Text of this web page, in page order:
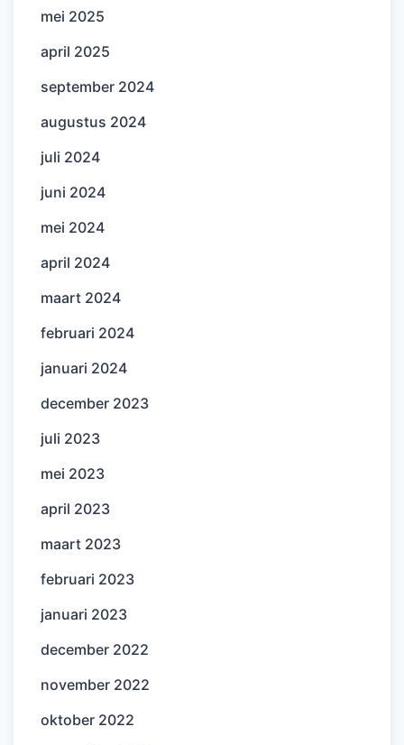
mei 2025
april 2025
september 2024
augustus 2024
juli 2024
juni 2024
mei 2024
april 2024
maart 2024
februari 2024
januari 2024
december 2023
juli 2023
mei 2023
april 2023
maart 2023
februari 2023
januari 2023
december 2022
november 2022
oktober 2022